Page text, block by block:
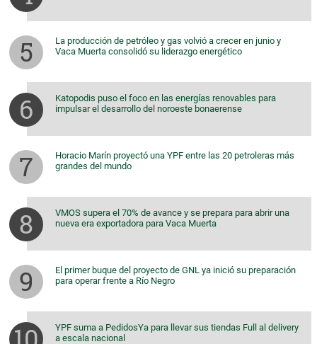
La producción de petróleo y gas volvió a crecer en junio y
Vaca Muerta consolidó su liderazgo energético
Katopodis puso el foco en las energías renovables para
impulsar el desarrollo del noroeste bonaerense
Horacio Marín proyectó una YPF entre las 20 petroleras más
grandes del mundo
VMOS supera el 70% de avance y se prepara para abrir una
nueva era exportadora para Vaca Muerta
El primer buque del proyecto de GNL ya inició su preparación
para operar frente a Río Negro
YPF suma a PedidosYa para llevar sus tiendas Full al delivery
a escala nacional